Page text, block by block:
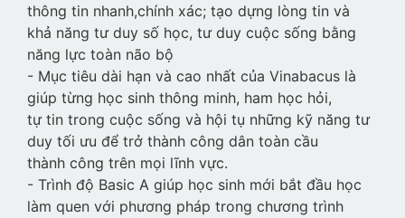
thông tin nhanh,chính xác; tạo dựng lòng tin và
khả năng tư duy số học, tư duy cuộc sống bằng
năng lực toàn não bộ
- Mục tiêu dài hạn và cao nhất của Vinabacus là
giúp từng học sinh thông minh, ham học hỏi,
tự tin trong cuộc sống và hội tụ những kỹ năng tư
duy tối ưu để trở thành công dân toàn cầu
thành công trên mọi lĩnh vực.
- Trình độ Basic A giúp học sinh mới bắt đầu học
làm quen với phương pháp trong chương trình